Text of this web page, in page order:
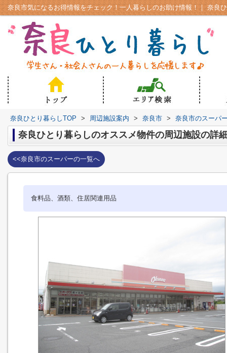
奈良ひとり暮らしTOP > 周辺施設案内 > 奈良市 > 奈良市のスーパ
奈良ひとり暮らしのオススメ物件の周辺施設の詳
<<奈良市のスーパーの一覧へ
食料品、酒類、住居関連用品